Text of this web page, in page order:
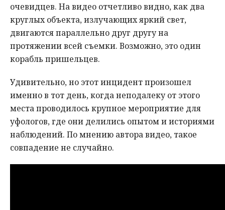
очевидцев. На видео отчетливо видно, как два
круглых объекта, излучающих яркий свет,
двигаются параллельно друг другу на
протяжении всей съемки. Возможно, это один
корабль пришельцев.
Удивительно, но этот инцидент произошел
именно в тот день, когда неподалеку от этого
места проводилось крупное мероприятие для
уфологов, где они делились опытом и историями
наблюдений. По мнению автора видео, такое
совпадение не случайно.